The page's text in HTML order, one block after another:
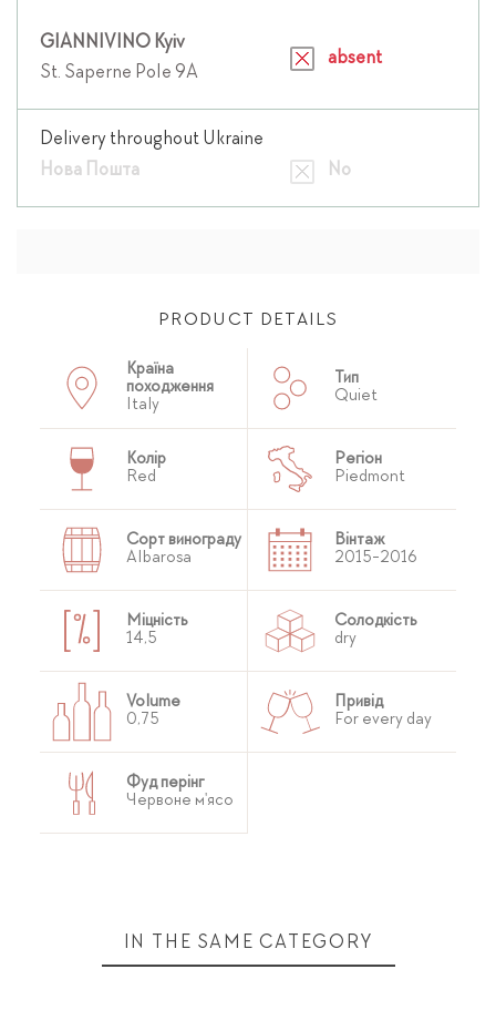
GIANNIVINO Kyiv
St. Saperne Pole 9A
absent
Delivery throughout Ukraine
Нова Пошта
No
PRODUCT DETAILS
Країна
походження
Italy
Тип
Quiet
Колір
Red
Регіон
Piedmont
Сорт винограду
Albarosa
Вінтаж
2015-2016
Міцність
14,5
Солодкість
dry
Volume
0,75
Привід
For every day
Фуд перінг
Червоне м'ясо
IN THE SAME CATEGORY